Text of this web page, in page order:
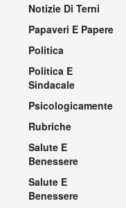
Notizie Di Terni
Papaveri E Papere
Politica
Politica E
Sindacale
Psicologicamente
Rubriche
Salute E
Benessere
Salute E
Benessere